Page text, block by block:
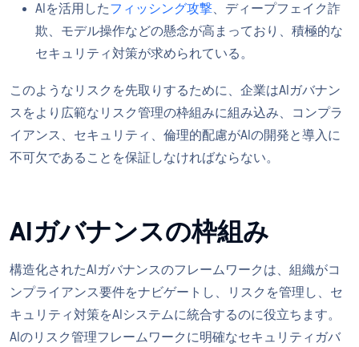
AIを活用したフィッシング攻撃、ディープフェイク詐
欺、モデル操作などの懸念が高まっており、積極的な
セキュリティ対策が求められている。
このようなリスクを先取りするために、企業はAIガバナン
スをより広範なリスク管理の枠組みに組み込み、コンプラ
イアンス、セキュリティ、倫理的配慮がAIの開発と導入に
不可欠であることを保証しなければならない。
AIガバナンスの枠組み
構造化されたAIガバナンスのフレームワークは、組織がコ
ンプライアンス要件をナビゲートし、リスクを管理し、セ
キュリティ対策をAIシステムに統合するのに役立ちます。
AIのリスク管理フレームワークに明確なセキュリティガバ